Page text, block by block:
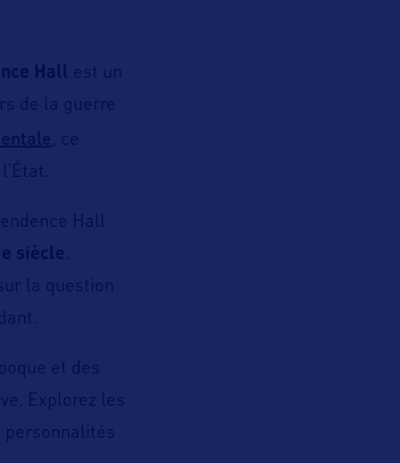
Hall est un
de la guerre
, ce
Hall
siècle.
la question
et des
Explorez les
personnalités